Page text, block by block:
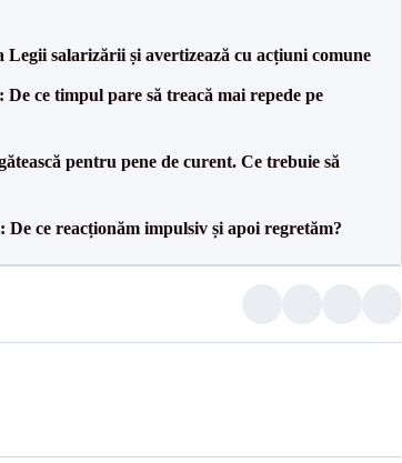
salarizării și avertizează cu acțiuni comune
ce timpul pare să treacă mai repede pe
pentru pene de curent. Ce trebuie să
ce reacționăm impulsiv și apoi regretăm?